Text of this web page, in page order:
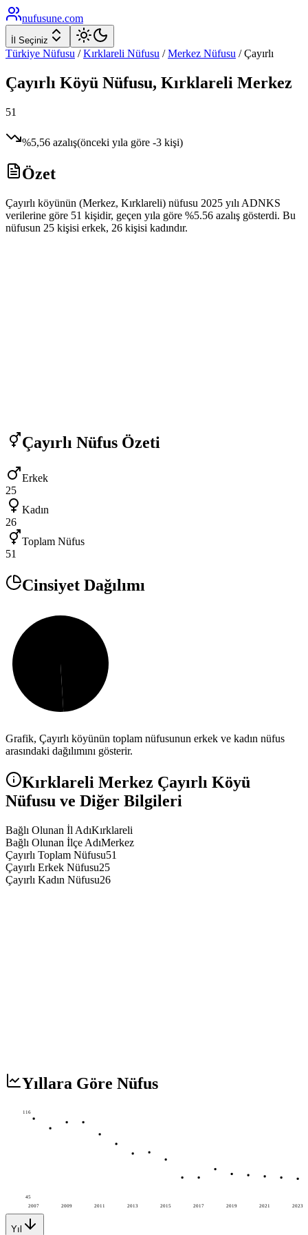
nufusune.com
İl Seçiniz
Türkiye Nüfusu / Kırklareli Nüfusu / Merkez Nüfusu /Çayırlı
Çayırlı Köyü Nüfusu, Kırklareli Merkez
51
%5,56 azalış(önceki yıla göre -3 kişi)
Özet
Çayırlı köyünün (Merkez, Kırklareli) nüfusu 2025 yılı ADNKS
verilerine göre 51 kişidir, geçen yıla göre %5.56 azalış gösterdi. Bu
nüfusun 25 kişisi erkek, 26 kişisi kadındır.
Çayırlı Nüfus Özeti
Erkek
25
Kadın
26
Toplam Nüfus
51
Cinsiyet Dağılımı
Grafik, Çayırlı köyünün toplam nüfusunun erkek ve kadın nüfus
arasındaki dağılımını gösterir.
Kırklareli Merkez Çayırlı Köyü
Nüfusu ve Diğer Bilgileri
Bağlı Olunan İl AdıKırklareli
Bağlı Olunan İlçe AdıMerkez
Çayırlı Toplam Nüfusu51
Çayırlı Erkek Nüfusu25
Çayırlı Kadın Nüfusu26
Yıllara Göre Nüfus
2007 2009 2011 2013 2015 2017 2019 2021 2023
116
45
Yıl